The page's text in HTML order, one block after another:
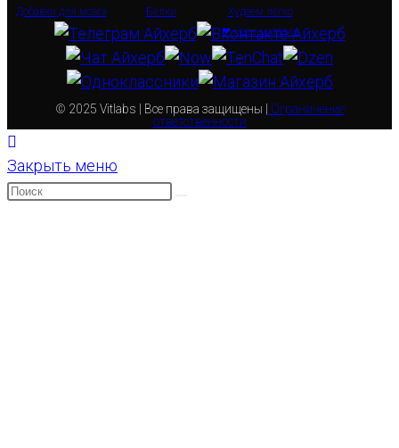
Добавки для мозга
Белки
Худеем легко
❤ Наш магазин
© 2025 Vitlabs | Все права защищены |
Ограничение
ответственности
Закрыть меню